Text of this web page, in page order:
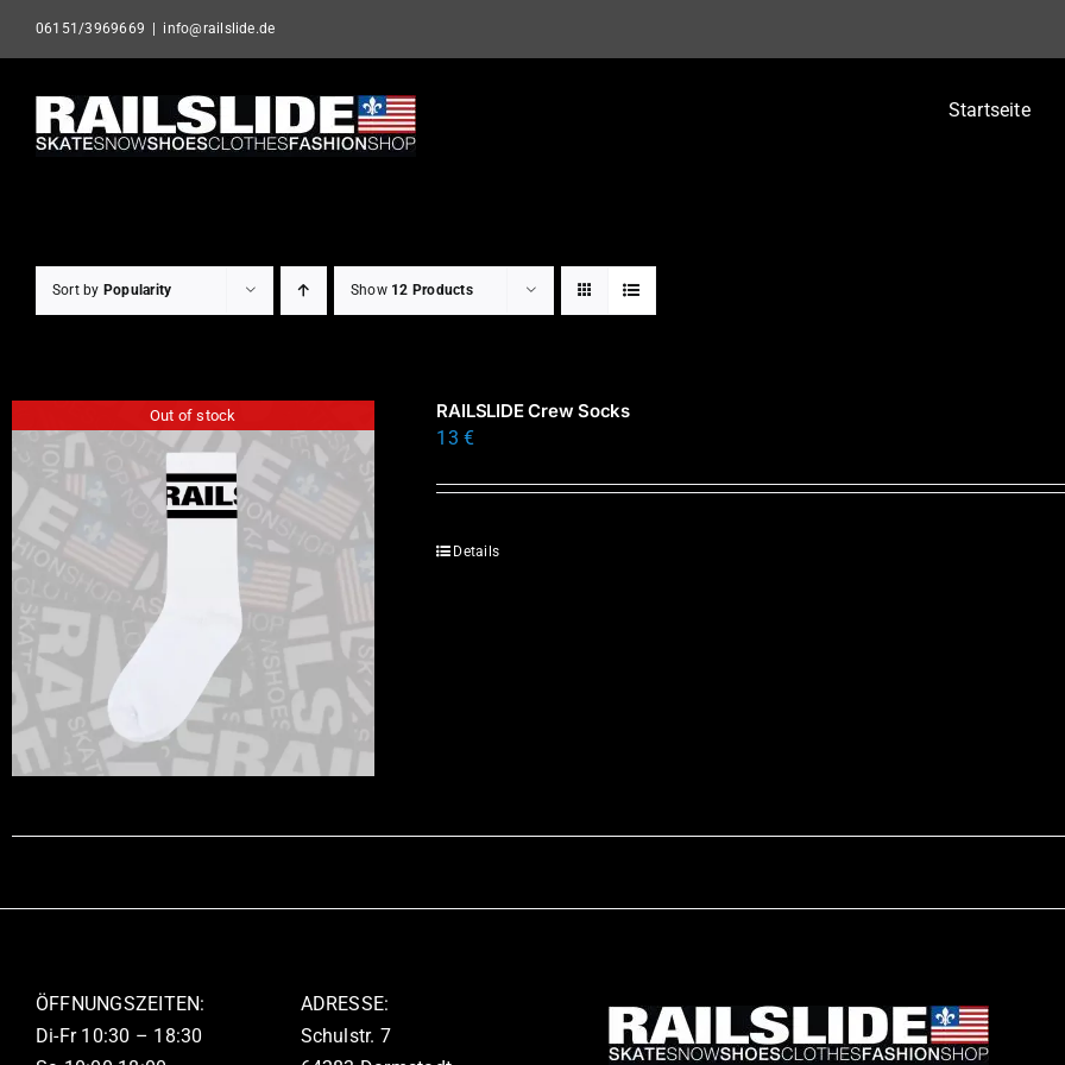
06151/3969669 info@railslide.de
Startseite
Sort by Popularity Show 12 Products
Out of stock
RAILSLIDE Crew Socks
13€
Details
ÖFFNUNGSZEITEN:
Di-Fr 10:30 – 18:30
ADRESSE:
Schulstr. 7